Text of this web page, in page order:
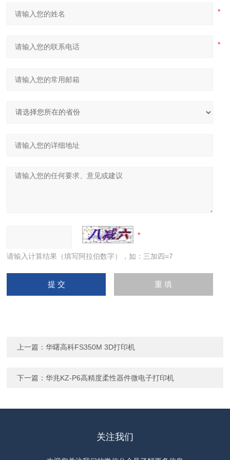
请输入计算结果（填写阿拉伯数字），如：三加四=7
上一篇：华曙高科FS350M 3D打印机
下一篇：华兆KZ-P6高精度柔性器件微电子打印机
关注我们